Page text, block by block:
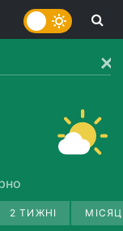
2 ТИЖНІ